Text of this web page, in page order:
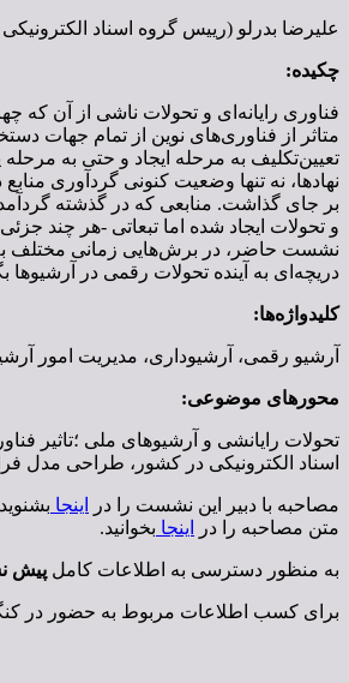
علیرضا بدرلو (رییس گروه اسناد
چکیده:
فناوری رایانه‌ای و تحولات ناشی از آن که
متاثر از فناوری‌های نوین از تمام جهات
تعیین‌تکلیف به مرحله ایجاد و حتی به
نهادها، نه تنها وضعیت کنونی گردآوری
بر جای گذاشت. منابعی که در گذشته
و تحولات ایجاد شده اما تبعاتی -هر چند
نشست حاضر، در برش‌هایی زمانی مختلف به
دریچه‌ای به آینده تحولات رقمی در آرشیوها
کلیدواژه‌ها:
آرشیو رقمی، آرشیوداری، مدیریت امور
محورهای موضوعی:
تحولات رایانشی و آرشیوهای ملی ؛تاثیر
اسناد الکترونیکی در کشور، طراحی مدل
مصاحبه با دبیر این نشست را در اینجا
متن مصاحبه را در
اینجا بخوانید.
به منظور دسترسی به اطلاعات کامل پیش
برای کسب اطلاعات مربوط به حضور در